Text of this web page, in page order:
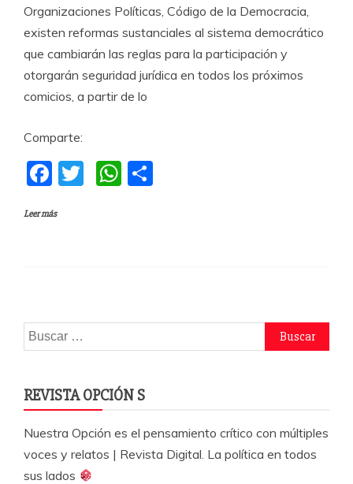
Organizaciones Políticas, Código de la Democracia,
existen reformas sustanciales al sistema democrático
que cambiarán las reglas para la participación y
otorgarán seguridad jurídica en todos los próximos
comicios, a partir de lo
Comparte:
F
c
o
k
T
W
p r
Leer más
Buscar:
REVISTA OPCIÓN S
Nuestra Opción es el pensamiento crítico con múltiples
voces y relatos | Revista Digital. La política en todos
sus lados